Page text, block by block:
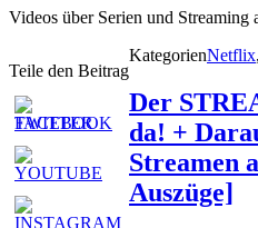
Videos über Serien und Streaming
Teile den Beitrag
KategorienNetflix,
Der
da! +
Streamen
Auszüge]